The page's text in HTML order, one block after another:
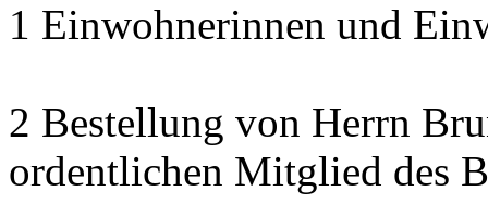
1 Einwohnerinnen und
2 Bestellung von Herrn
ordentlichen Mitglied des